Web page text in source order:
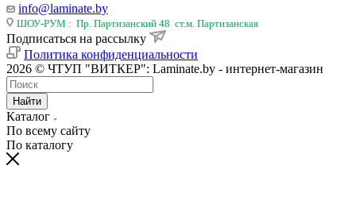
info@laminate.by
ШОУ-РУМ : Пр. Партизанский 48 ст.м. Партизанская
Подписаться на рассылку
Политика конфиденциальности
2026 © ЧТУП "ВИТКЕР": Laminate.by - интернет-магазин
Найти
Каталог
По всему сайту
По каталогу